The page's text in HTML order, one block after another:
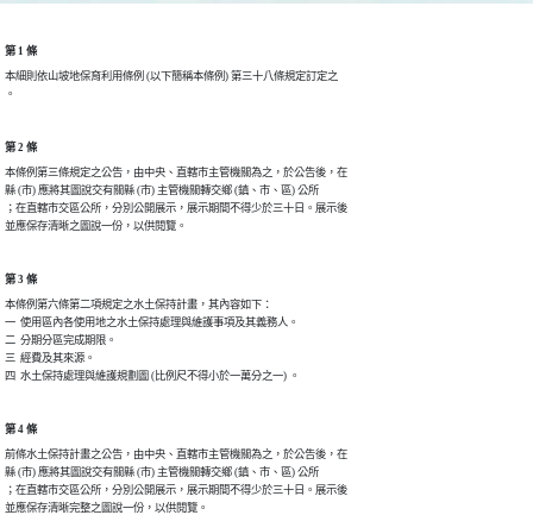
第 1 條
本細則依山坡地保育利用條例 (以下簡稱本條例) 第三十八條規定訂定之
。
第 2 條
本條例第三條規定之公告，由中央、直轄市主管機關為之，於公告後，在
縣 (市) 應將其圖說交有關縣 (市) 主管機關轉交鄉 (鎮、市、區) 公所
；在直轄市交區公所，分別公開展示，展示期間不得少於三十日。展示後
並應保存清晰之圖說一份，以供閱覽。
第 3 條
本條例第六條第二項規定之水土保持計畫，其內容如下：
一  使用區內各使用地之水土保持處理與維護事項及其義務人。
二  分期分區完成期限。
三  經費及其來源。
四  水土保持處理與維護規劃圖 (比例尺不得小於一萬分之一) 。
第 4 條
前條水土保持計畫之公告，由中央、直轄市主管機關為之，於公告後，在
縣 (市) 應將其圖說交有關縣 (市) 主管機關轉交鄉 (鎮、市、區) 公所
；在直轄市交區公所，分別公開展示，展示期間不得少於三十日。展示後
並應保存清晰完整之圖說一份，以供閱覽。